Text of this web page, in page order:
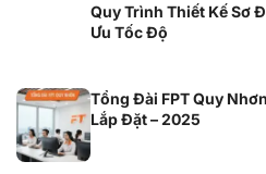
Quy Trình Thiết Kế Sơ
Ưu Tốc Độ
Tổng Đài FPT Quy
Lắp Đặt – 2025